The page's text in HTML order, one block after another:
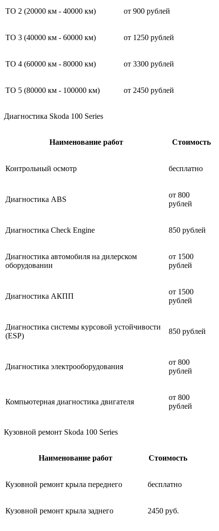
ТО 2 (20000 км - 40000 км) от 900 рублей
ТО 3 (40000 км - 60000 км) от 1250 рублей
ТО 4 (60000 км - 80000 км) от 3300 рублей
ТО 5 (80000 км - 100000 км) от 2450 рублей
Диагностика Skoda 100 Series
Наименование работ Стоимость
Контрольный осмотр бесплатно
Диагностика ABS
от 800
рублей
Диагностика Check Engine 850 рублей
Диагностика автомобиля на дилерском
оборудовании
от 1500
рублей
Диагностика АКПП
от 1500
рублей
Диагностика системы курсовой устойчивости
(ESP)
850 рублей
Диагностика электрооборудования
от 800
рублей
Компьютерная диагностика двигателя
от 800
рублей
Кузовной ремонт Skoda 100 Series
Наименование работ Стоимость
Кузовной ремонт крыла переднего бесплатно
Кузовной ремонт крыла заднего 2450 руб.